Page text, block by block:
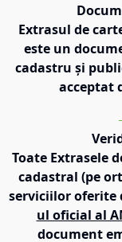
Extrasul de
este un
cadastru și
acceptat
Toate Extrasele
cadastral (pe
serviciilor oferite
ul oficial al
document